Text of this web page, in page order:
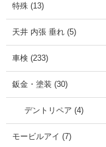
特殊 (13)
天井 内張 垂れ (5)
車検 (233)
鈑金・塗装 (30)
デントリペア (4)
モービルアイ (7)